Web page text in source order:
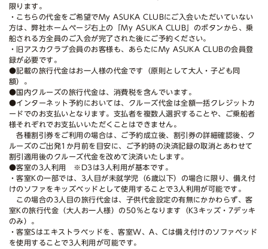
限ります。
・こちらの代金をご希望でMy ASUKA CLUBにご入会いただいていない
方は、弊社ホームページ右上の「My ASUKA CLUB」のボタンから、乗
船される方全員のご入会が完了された後にご予約ください。
・旧アスカクラブ会員のお客様も、あらたにMy ASUKA CLUBの会員登
録が必要です。
●記載の旅行代金はお一人様の代金です（原則として大人・子ども同
額）。
●国内クルーズの旅行代金は、消費税を含んでいます。
●インターネット予約においては、クルーズ代金は全額一括クレジットカ
ードでのお支払いとなります。支払者を複数人選択することや、ご乗船者
様それぞれでお支払いいただくことはできません。
各種割引券をご利用の場合は、ご予約成立後、割引券の詳細確認後、ク
ルーズのご出発1か月前を目安に、ご予約時の決済記録の取消とあわせて
割引適用後のクルーズ代金を改めて決済いたします。
●客室の3人利用 ※D3は3人利用が基本です。
・客室Kの一部では、3人目が未就学児（6歳以下）の場合に限り、備え付
けのソファをキッズベッドとして使用することで3人利用が可能です。
この場合の3人目の旅行代金は、子供代金設定の有無にかかわらず、客
室Kの旅行代金（大人お一人様）の50％となります（K3キッズ・7デッキ
のみ）。
・客室Sはエキストラベッドを、客室W、A、Cは備え付けのソファベッド
を使用することで3人利用が可能です。